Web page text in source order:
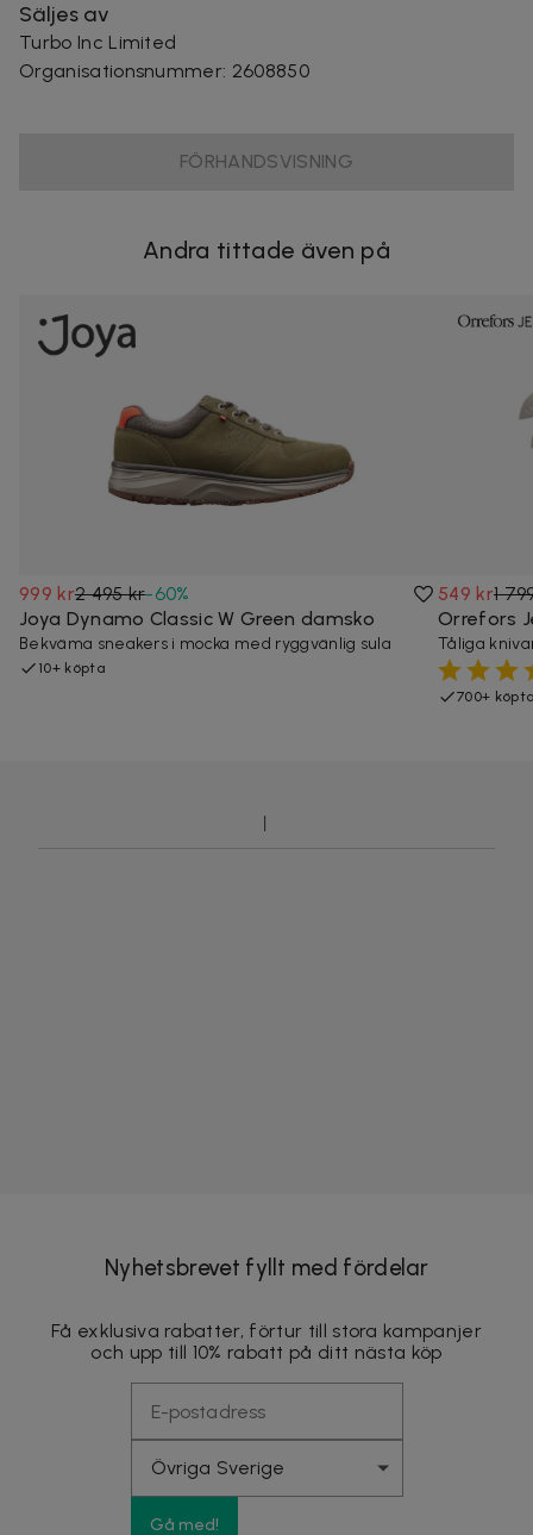
Säljes av
Turbo Inc Limited
Organisationsnummer: 2608850
FÖRHANDSVISNING
Andra tittade även på
999 kr2 495 kr-60%
Joya Dynamo Classic W Green damsko
Bekväma sneakers i mocka med ryggvänlig sula
10+ köpta
549 kr1
Orrefors
Tåliga
700+
Nyhetsbrevet fyllt med fördelar
Få exklusiva rabatter, förtur till stora kampanjer
och upp till 10% rabatt på ditt nästa köp
Gå med!